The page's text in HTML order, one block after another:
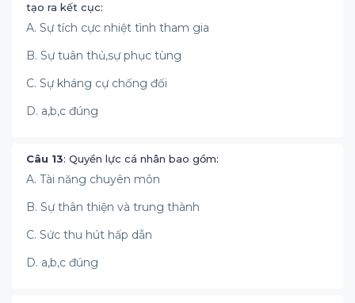
tạo ra kết cục:
A. Sự tích cực nhiệt tình tham gia
B. Sự tuân thủ,sự phục tùng
C. Sự kháng cự chống đối
D. a,b,c đúng
Câu 13: Quyền lực cá nhân bao gồm:
A. Tài năng chuyên môn
B. Sự thân thiện và trung thành
C. Sức thu hút hấp dẫn
D. a,b,c đúng